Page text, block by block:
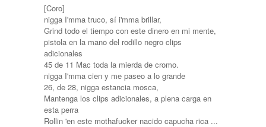
[Coro]
nigga I'mma truco, sí i'mma brillar,
Grind todo el tiempo con este dinero en mi mente,
pistola en la mano del rodillo negro clips
adicionales
45 de 11 Mac toda la mierda de cromo.
nigga I'mma cien y me paseo a lo grande
26, de 28, nigga estancia mosca,
Mantenga los clips adicionales, a plena carga en
esta perra
Rollin 'en este mothafucker nacido capucha rica ...